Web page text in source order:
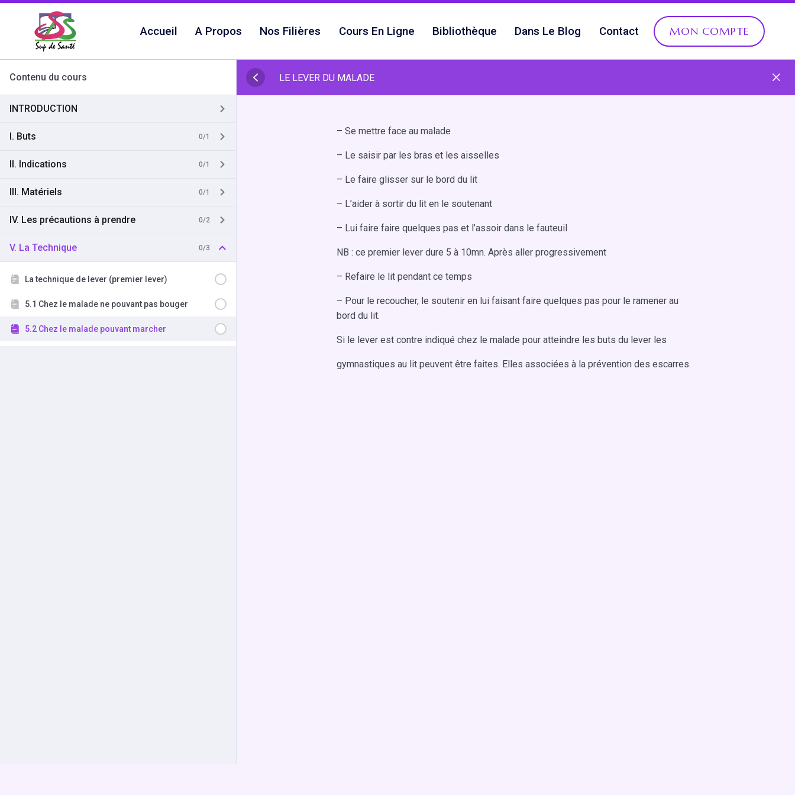
contenu
Accueil A Propos Nos Filières Cours En Ligne Bibliothèque Dans Le Blog Contact MON COMPTE
Contenu du cours
INTRODUCTION
I. Buts 0/1
II. Indications 0/1
III. Matériels 0/1
IV. Les précautions à prendre 0/2
V. La Technique 0/3
La technique de lever (premier lever)
5.1 Chez le malade ne pouvant pas bouger
5.2 Chez le malade pouvant marcher
LE LEVER DU MALADE
– Se mettre face au malade
– Le saisir par les bras et les aisselles
– Le faire glisser sur le bord du lit
– L’aider à sortir du lit en le soutenant
– Lui faire faire quelques pas et l’assoir dans le fauteuil
NB : ce premier lever dure 5 à 10mn. Après aller progressivement
– Refaire le lit pendant ce temps
– Pour le recoucher, le soutenir en lui faisant faire quelques pas pour le ramener au
bord du lit.
Si le lever est contre indiqué chez le malade pour atteindre les buts du lever les
gymnastiques au lit peuvent être faites. Elles associées à la prévention des escarres.